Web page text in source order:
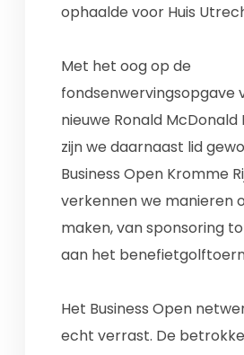
ophaalde voor Huis
Met het oog op de
fondsenwervingsopgave
nieuwe Ronald McDonald
zijn we daarnaast lid
Business Open Kromme
verkennen we manieren
maken, van sponsoring
aan het
Het Business Open
echt verrast. De